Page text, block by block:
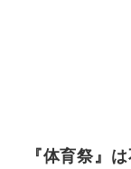
『体育祭』